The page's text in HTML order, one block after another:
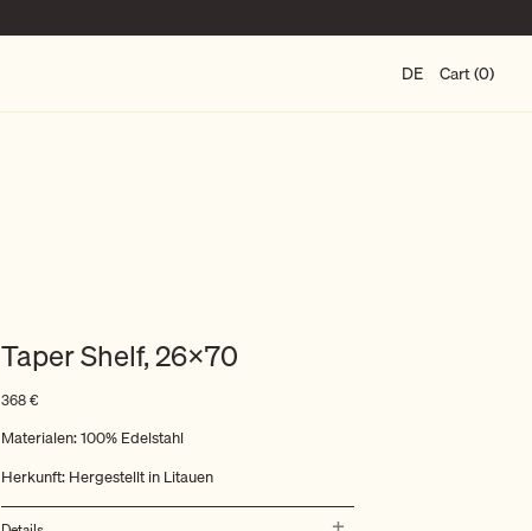
DE Cart (0)
Taper Shelf, 26×70
368€
Materialen: 100% Edelstahl
Herkunft: Hergestellt in Litauen